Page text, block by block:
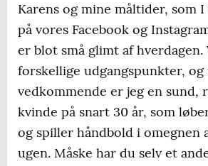
Karens og mine måltider, som
på vores Facebook og
er blot små glimt af hverdagen.
forskellige udgangspunkter,
vedkommende er jeg en sund,
kvinde på snart 30 år, som
og spiller håndbold i omegnen
ugen. Måske har du selv et